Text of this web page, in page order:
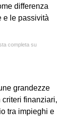
differenza
e le passività
completa su
grandezze
finanziari,
tra impieghi e